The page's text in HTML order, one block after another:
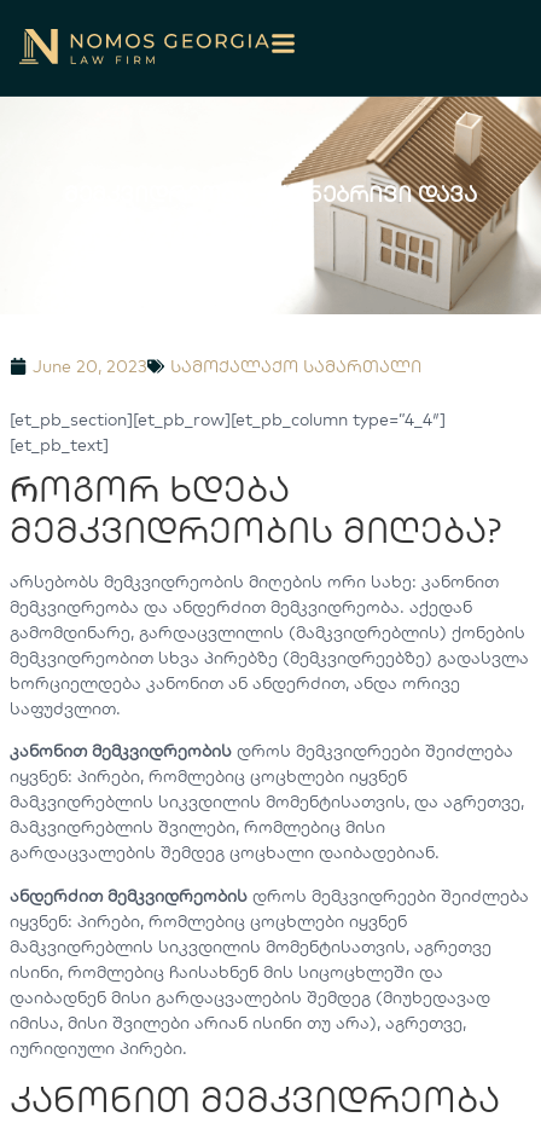
მემკვიდრეობა – ქონებრივი დავა
June 20, 2023 სამოქალაქო სამართალი
[et_pb_section][et_pb_row][et_pb_column type=”4_4″]
[et_pb_text]
Როგორ ხდება
მემკვიდრეობის მიღება?
არსებობს მემკვიდრეობის მიღების ორი სახე: კანონით
მემკვიდრეობა და ანდერძით მემკვიდრეობა. აქედან
გამომდინარე, გარდაცვლილის (მამკვიდრებლის) ქონების
მემკვიდრეობით სხვა პირებზე (მემკვიდრეებზე) გადასვლა
ხორციელდება კანონით ან ანდერძით, ანდა ორივე
საფუძვლით.
კანონით მემკვიდრეობის დროს მემკვიდრეები შეიძლება
იყვნენ: პირები, რომლებიც ცოცხლები იყვნენ
მამკვიდრებლის სიკვდილის მომენტისათვის, და აგრეთვე,
მამკვიდრებლის შვილები, რომლებიც მისი
გარდაცვალების შემდეგ ცოცხალი დაიბადებიან.
ანდერძით მემკვიდრეობის დროს მემკვიდრეები შეიძლება
იყვნენ: პირები, რომლებიც ცოცხლები იყვნენ
მამკვიდრებლის სიკვდილის მომენტისათვის, აგრეთვე
ისინი, რომლებიც ჩაისახნენ მის სიცოცხლეში და
დაიბადნენ მისი გარდაცვალების შემდეგ (მიუხედავად
იმისა, მისი შვილები არიან ისინი თუ არა), აგრეთვე,
იურიდიული პირები.
კანონით მემკვიდრეობა